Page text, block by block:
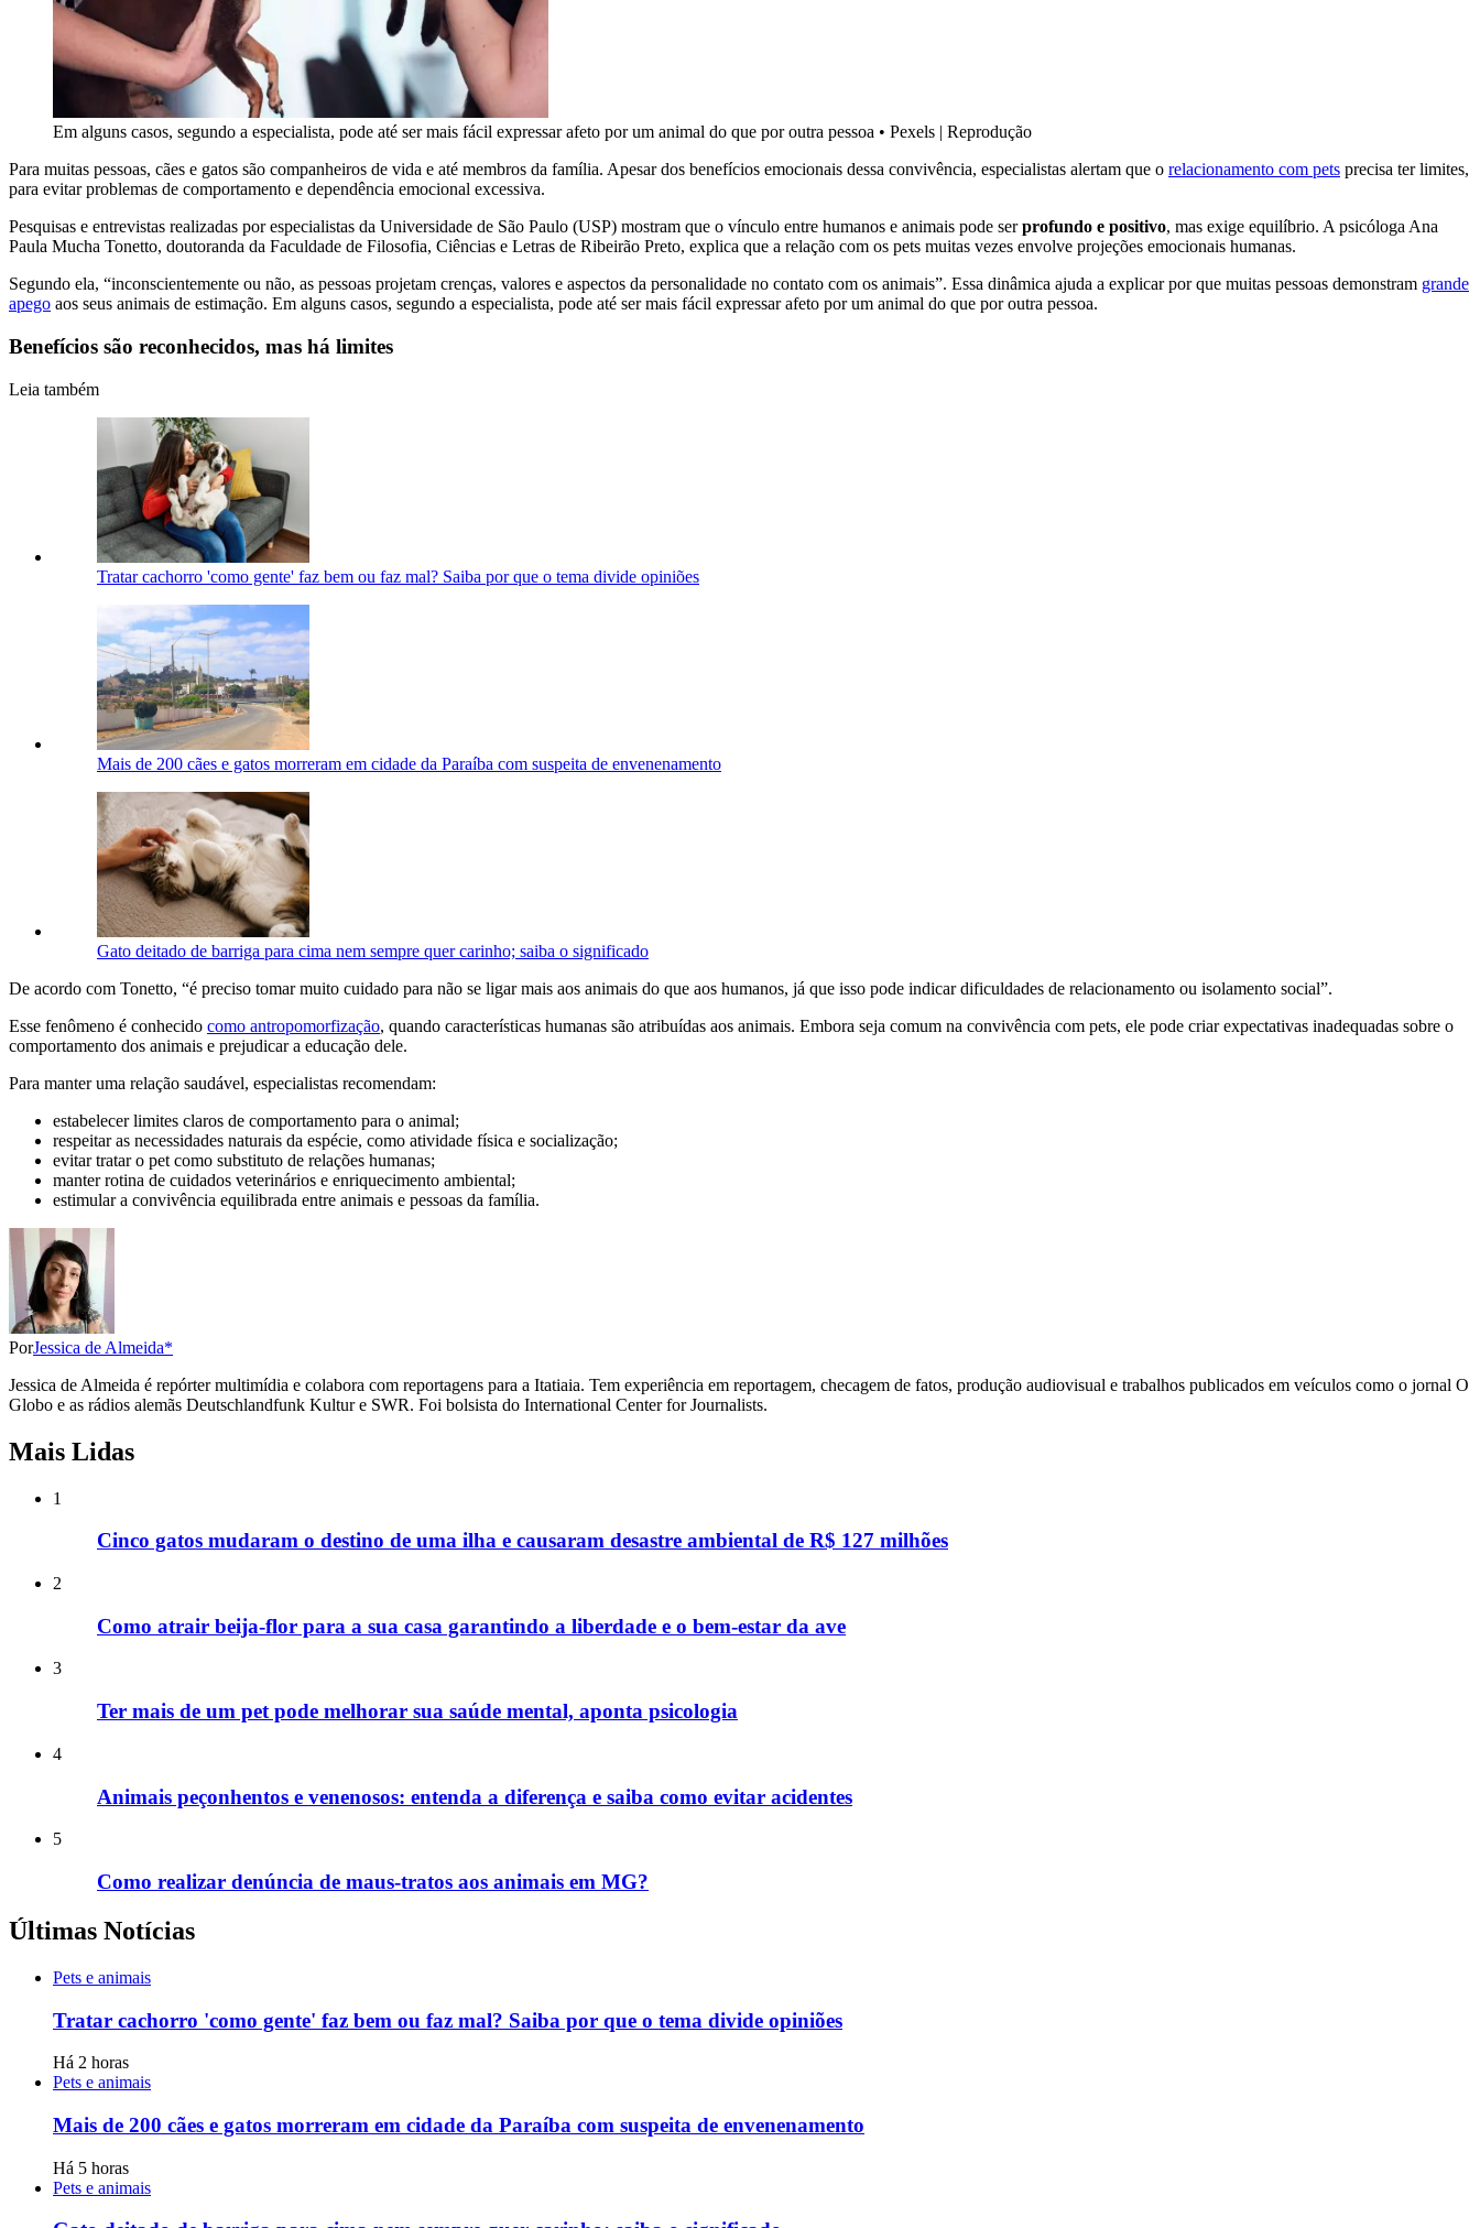
Em alguns casos, segundo a especialista, pode até ser mais fácil expressar afeto por um animal do que por outra pessoa • Pexels | Reprodução
Para muitas pessoas, cães e gatos são companheiros de vida e até membros da família. Apesar dos benefícios emocionais dessa convivência, especialistas alertam que o relacionamento com pets precisa ter limites,
para evitar problemas de comportamento e dependência emocional excessiva.
Pesquisas e entrevistas realizadas por especialistas da Universidade de São Paulo (USP) mostram que o vínculo entre humanos e animais pode serprofundo e positivo, mas exige equilíbrio. A psicóloga Ana
Paula Mucha Tonetto, doutoranda da Faculdade de Filosofia, Ciências e Letras de Ribeirão Preto, explica que a relação com os pets muitas vezes envolve projeções emocionais humanas.
Segundo ela, “inconscientemente ou não, as pessoas projetam crenças, valores e aspectos da personalidade no contato com os animais”. Essa dinâmica ajuda a explicar por que muitas pessoas demonstram grande
apego aos seus animais de estimação. Em alguns casos, segundo a especialista, pode até ser mais fácil expressar afeto por um animal do que por outra pessoa.
Benefícios são reconhecidos, mas há limites
Leia também
Tratar cachorro 'como gente' faz bem ou faz mal? Saiba por que o tema divide opiniões
Mais de 200 cães e gatos morreram em cidade da Paraíba com suspeita de envenenamento
Gato deitado de barriga para cima nem sempre quer carinho; saiba o significado
De acordo com Tonetto, “é preciso tomar muito cuidado para não se ligar mais aos animais do que aos humanos, já que isso pode indicar dificuldades de relacionamento ou isolamento social”.
Esse fenômeno é conhecido como antropomorfização, quando características humanas são atribuídas aos animais. Embora seja comum na convivência com pets, ele pode criar expectativas inadequadas sobre o
comportamento dos animais e prejudicar a educação dele.
Para manter uma relação saudável, especialistas recomendam:
estabelecer limites claros de comportamento para o animal;
respeitar as necessidades naturais da espécie, como atividade física e socialização;
evitar tratar o pet como substituto de relações humanas;
manter rotina de cuidados veterinários e enriquecimento ambiental;
estimular a convivência equilibrada entre animais e pessoas da família.
PorJessica de Almeida*
Jessica de Almeida é repórter multimídia e colabora com reportagens para a Itatiaia. Tem experiência em reportagem, checagem de fatos, produção audiovisual e trabalhos publicados em veículos como o jornal O
Globo e as rádios alemãs Deutschlandfunk Kultur e SWR. Foi bolsista do International Center for Journalists.
Mais Lidas
1
Cinco gatos mudaram o destino de uma ilha e causaram desastre ambiental de R$ 127 milhões
2
Como atrair beija-flor para a sua casa garantindo a liberdade e o bem-estar da ave
3
Ter mais de um pet pode melhorar sua saúde mental, aponta psicologia
4
Animais peçonhentos e venenosos: entenda a diferença e saiba como evitar acidentes
5
Como realizar denúncia de maus-tratos aos animais em MG?
Últimas Notícias
Pets e animais
Tratar cachorro 'como gente' faz bem ou faz mal? Saiba por que o tema divide opiniões
Há 2 horas
Pets e animais
Mais de 200 cães e gatos morreram em cidade da Paraíba com suspeita de envenenamento
Há 5 horas
Pets e animais